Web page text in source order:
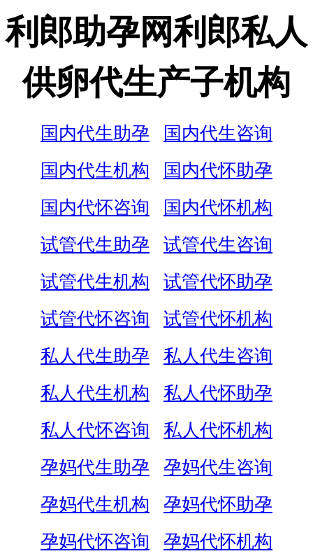
利郎助孕网利郎私人
供卵代生产子机构
国内代生助孕
国内代生咨询
国内代生机构
国内代怀助孕
国内代怀咨询
国内代怀机构
试管代生助孕
试管代生咨询
试管代生机构
试管代怀助孕
试管代怀咨询
试管代怀机构
私人代生助孕
私人代生咨询
私人代生机构
私人代怀助孕
私人代怀咨询
私人代怀机构
孕妈代生助孕
孕妈代生咨询
孕妈代生机构
孕妈代怀助孕
孕妈代怀咨询
孕妈代怀机构